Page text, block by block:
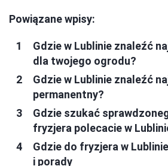
Powiązane wpisy:
Gdzie w Lublinie znaleźć
dla twojego ogrodu?
Gdzie w Lublinie znaleźć
permanentny?
Gdzie szukać
fryzjera polecacie w
Gdzie do fryzjera w
i porady